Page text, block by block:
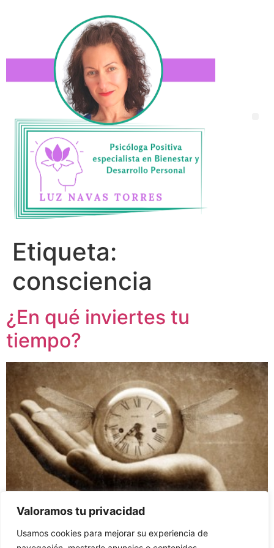
Valoramos tu privacidad
Usamos cookies para mejorar su experiencia de
Etiqueta:
consciencia
¿En qué inviertes tu
tiempo?
Lo que haces hoy, determina lo que tienes mañana.